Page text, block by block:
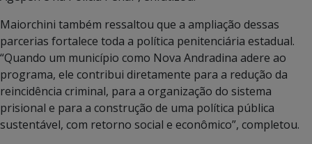
Maiorchini também ressaltou que a ampliação dessas
parcerias fortalece toda a política penitenciária estadual.
“Quando um município como Nova Andradina adere ao
programa, ele contribui diretamente para a redução da
reincidência criminal, para a organização do sistema
prisional e para a construção de uma política pública
sustentável, com retorno social e econômico”, completou.